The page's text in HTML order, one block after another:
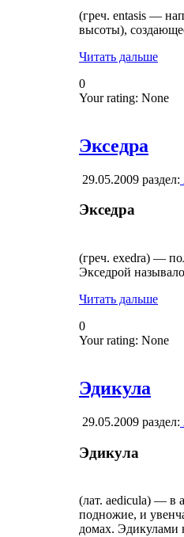
(греч. entasis —
высоты),
Читать дальше
0
Your rating: None
Экседра
29.05.2009 раздел:
Экседра
(греч. exedra) —
Экседрой
Читать дальше
0
Your rating: None
Эдикула
29.05.2009 раздел:
Эдикула
(лат. aedicula) — в
подножие, и
домах. Эдикулами